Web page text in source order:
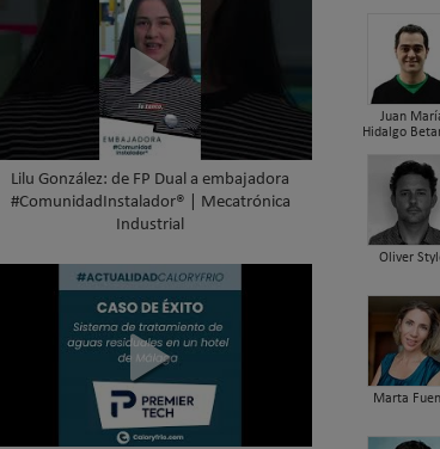
Lilu González: de FP Dual a embajadora
#ComunidadInstalador® | Mecatrónica
Industrial
Juan
Hidalgo
Oliver
Marta